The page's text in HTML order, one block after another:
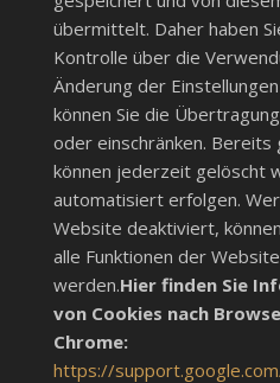
übermittelt. Daher haben
Kontrolle über die
Änderung der
können Sie die
oder einschränken. Bereits
können jederzeit gelöscht
automatisiert erfolgen.
Website deaktiviert,
alle Funktionen der
werden.Hier finden Sie
von Cookies nach
Chrome:
https://